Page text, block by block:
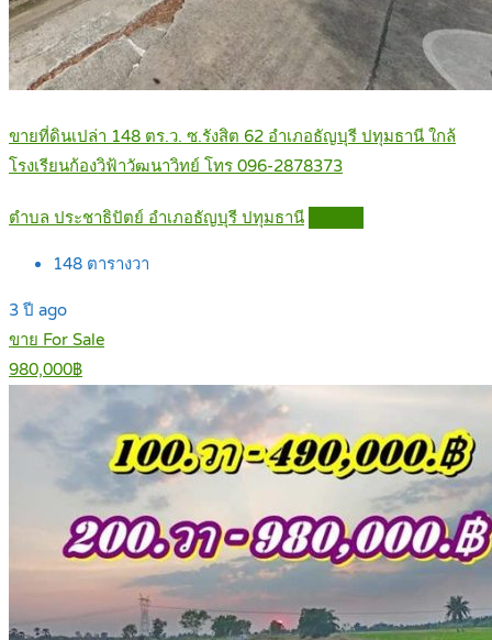
ขายที่ดินเปล่า 148 ตร.ว. ซ.รังสิต 62 อำเภอธัญบุรี ปทุมธานี ใกล้
โรงเรียนก้องวิฟ้าวัฒนาวิทย์ โทร 096-2878373
ตำบล ประชาธิปัตย์ อำเภอธัญบุรี ปทุมธานี
148 ตารางวา
3 ปี ago
ขาย For Sale
980,000฿